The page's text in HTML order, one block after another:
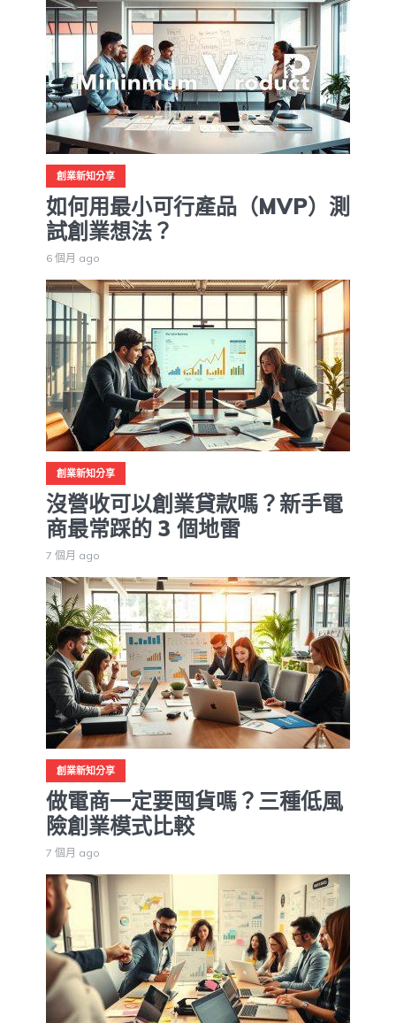
創業新知分享
如何用最小可行產品（MVP）測
試創業想法？
6 個月 ago
創業新知分享
沒營收可以創業貸款嗎？新手電
商最常踩的 3 個地雷
7 個月 ago
創業新知分享
做電商一定要囤貨嗎？三種低風
險創業模式比較
7 個月 ago